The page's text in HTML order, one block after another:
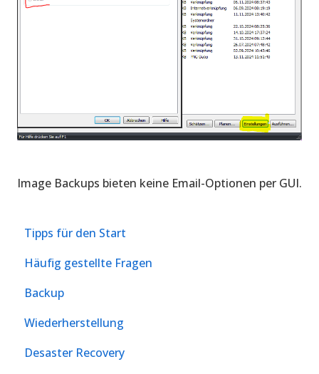
Image Backups bieten keine Email-Optionen per GUI.
Tipps für den Start
Häufig gestellte Fragen
Backup
Wiederherstellung
Desaster Recovery